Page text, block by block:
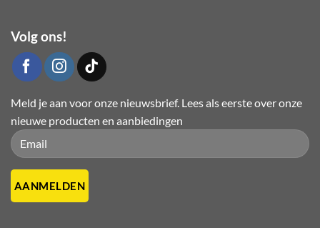
Volg ons!
Meld je aan voor onze nieuwsbrief. Lees als eerste over onze
nieuwe producten en aanbiedingen
Please leave this field empty.
Please leave this field empty.